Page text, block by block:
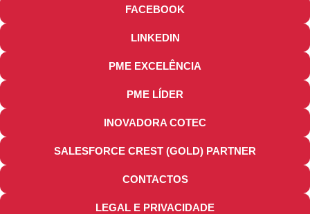
FACEBOOK
LINKEDIN
PME EXCELÊNCIA
PME LÍDER
INOVADORA COTEC
SALESFORCE CREST (GOLD) PARTNER
CONTACTOS
LEGAL E PRIVACIDADE